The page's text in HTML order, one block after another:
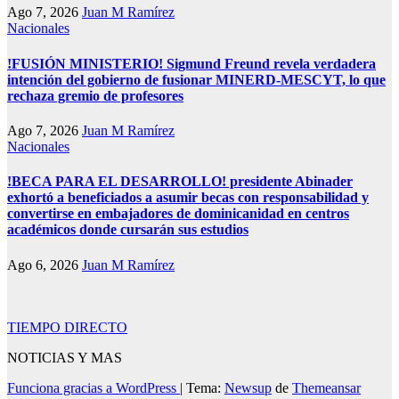
Ago 7, 2026 Juan M Ramírez
Nacionales
!FUSIÓN MINISTERIO! Sigmund Freund revela verdadera
intención del gobierno de fusionar MINERD-MESCYT, lo que
rechaza gremio de profesores
Ago 7, 2026 Juan M Ramírez
Nacionales
!BECA PARA EL DESARROLLO! presidente Abinader
exhortó a beneficiados a asumir becas con responsabilidad y
convertirse en embajadores de dominicanidad en centros
académicos donde cursarán sus estudios
Ago 6, 2026 Juan M Ramírez
TIEMPO DIRECTO
NOTICIAS Y MAS
Funciona gracias a WordPress | Tema: Newsup de Themeansar